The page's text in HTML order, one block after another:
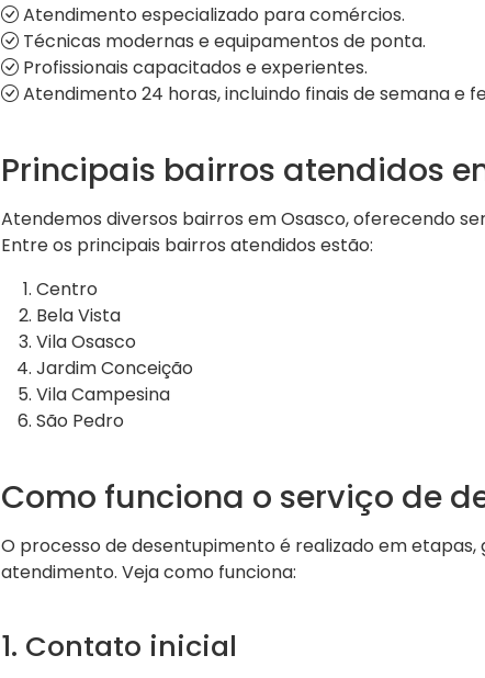
Atendimento especializado para comércios.
Técnicas modernas e equipamentos de ponta.
Profissionais capacitados e experientes.
Atendimento 24 horas, incluindo finais de semana e
Principais bairros atendidos
Atendemos diversos bairros em Osasco, oferecendo
Entre os principais bairros atendidos estão:
Centro
Bela Vista
Vila Osasco
Jardim Conceição
Vila Campesina
São Pedro
Como funciona o serviço de
O processo de desentupimento é realizado em
atendimento. Veja como funciona:
1. Contato inicial